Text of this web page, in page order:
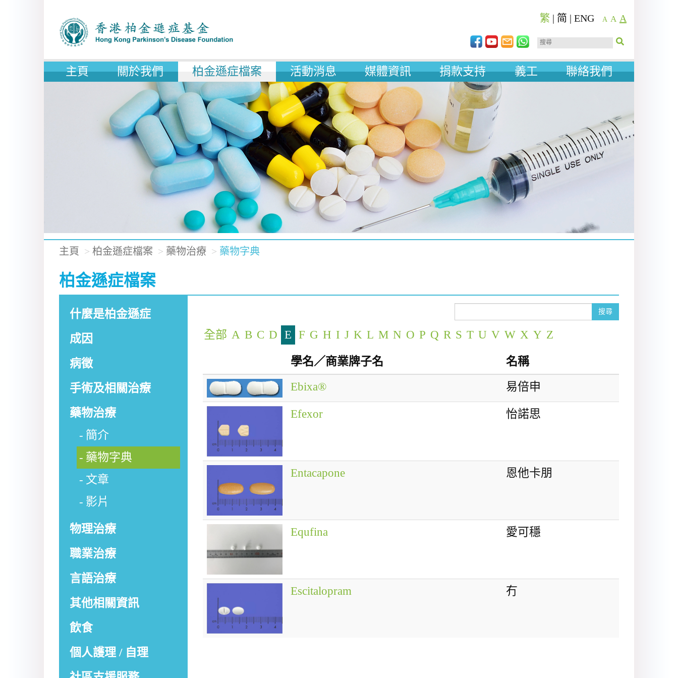
繁 | 简 | ENG A A A
主頁 關於我們 柏金遜症檔案 活動消息 媒體資訊 捐款支持 義工 聯絡我們
主頁 柏金遜症檔案 藥物治療 藥物字典
柏金遜症檔案
什麼是柏金遜症
成因
病徵
手術及相關治療
藥物治療
簡介
藥物字典
文章
影片
物理治療
職業治療
言語治療
其他相關資訊
飲食
個人護理 / 自理
搜尋
全部 A B C D E F G H I J K L M N O P Q R S T U V W X Y Z
學名／商業牌子名
名稱
Ebixa®
易倍申
Efexor 怡諾思
Entacapone 恩他卡朋
Equfina 愛可穩
Escitalopram 冇